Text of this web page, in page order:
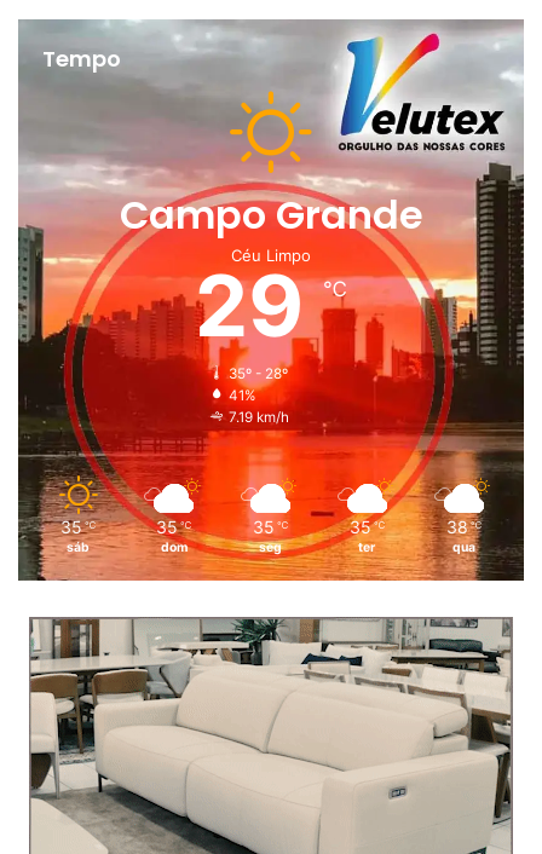
Tempo
Campo Grande
Céu Limpo
29℃
35º - 28º
41%
7.19 km/h
35 ℃
sáb
35 ℃
dom
35 ℃
seg
35 ℃
ter
38 ℃
qua